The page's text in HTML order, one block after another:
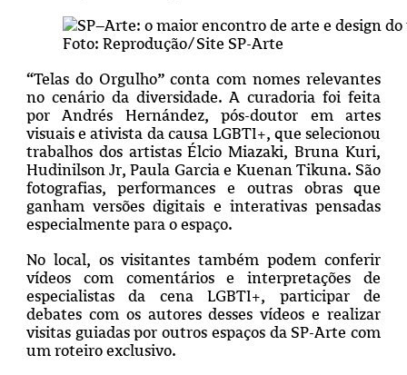
Foto: Reprodução/Site SP-Arte
“Telas do Orgulho” conta com nomes relevantes
no cenário da diversidade. A curadoria foi feita
por Andrés Hernández, pós-doutor em artes
visuais e ativista da causa LGBTI+, que selecionou
trabalhos dos artistas Élcio Miazaki, Bruna Kuri,
Hudinilson Jr, Paula Garcia e Kuenan Tikuna. São
fotografias, performances e outras obras que
ganham versões digitais e interativas pensadas
especialmente para o espaço.
No local, os visitantes também podem conferir
vídeos com comentários e interpretações de
especialistas da cena LGBTI+, participar de
debates com os autores desses vídeos e realizar
visitas guiadas por outros espaços da SP-Arte com
um roteiro exclusivo.